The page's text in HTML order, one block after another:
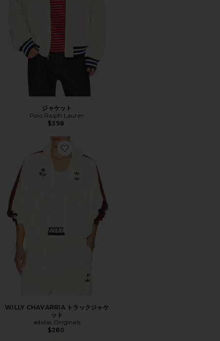
ジャケット
Polo Ralph Lauren
$398
Favorite WILLY CHAVARRIA トラックジャケット
WILLY CHAVARRIA トラックジャケ
ット
adidas Originals
$280